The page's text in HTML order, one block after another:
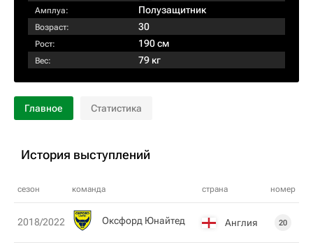
Амплуа: Полузащитник
Возраст: 30
Рост: 190 см
Вес: 79 кг
Главное Статистика
История выступлений
сезон команда страна номер
2018/2022 Оксфорд Юнайтед Англия 20